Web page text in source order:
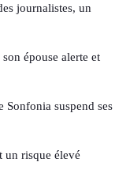
journalistes, un
épouse alerte et
Sonfonia suspend ses
un risque élevé